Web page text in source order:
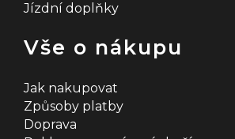
Jízdní doplňky
Vše o nákupu
Jak nakupovat
Způsoby platby
Doprava